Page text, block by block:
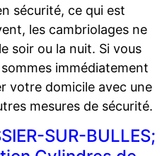
sécurité, ce qui est
les cambriolages ne
soir ou la nuit. Si vous
immédiatement
votre domicile avec une
mesures de sécurité.
SUR-BULLES;